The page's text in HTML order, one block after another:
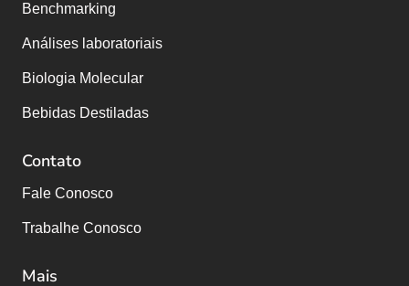
Benchmarking
Análises laboratoriais
Biologia Molecular
Bebidas Destiladas
Contato
Fale Conosco
Trabalhe Conosco
Mais